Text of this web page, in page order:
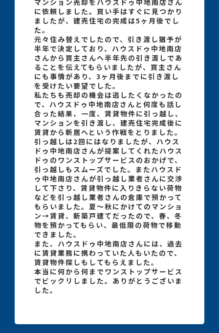
マンション売却をハウスドゥ中地南店さん
に依頼しました。買い手はすぐに見つかり
ましたが、建売住宅の完成は5ヶ月後でし
た。
元々住み替えでしたので、引き渡し猶予が
半年で決定しており、ハウスドゥ中地南店
さんから買主さんへ半年先の引き渡しであ
ることを伝えてもらいましたが、買主さん
にも事情があり、3ヶ月後までに引き渡し
を受けたい要望でした。
私たちも売却の機会は逃したくなかったの
で、ハウスドゥ中地南店さんと何度も話し
合った結果、一度、賃貸物件に引っ越し、
マンションを引き渡し、建売住宅完成後に
賃貸から新居へという作戦をとりました。
引っ越しは2回にはなりましたが、ハウス
ドゥ中地南店さんが提案してくれたハウス
ドゥのワンストップサービスのおかげで、
引っ越しもスムーズでした。またハウスド
ゥ中地南店さんが引っ越し業者さんに交渉
して下さり、賃貸物件に入りきらない荷物
などを引っ越し業者さんの倉庫で預かって
もらいました。夏～秋にかけてのマンショ
ン→賃貸、新築戸建てだったので、春、冬
物を預かってもらい、最低限の荷物で移動
できました。
また、ハウスドゥ中地南店さんには、過去
に賃貸業務に携わっていた人もいたので、
賃貸物件探しもしてもらえました。
本当に何から何までワンストップサービス
でビックリしました。ありがとうございま
した。